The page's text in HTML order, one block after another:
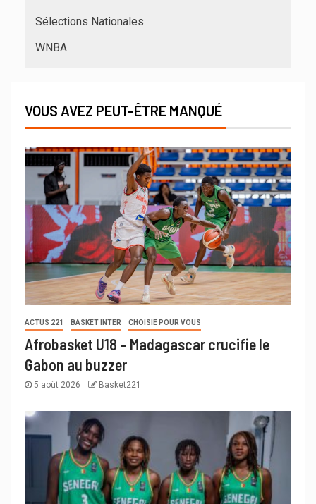
Sélections Nationales
WNBA
VOUS AVEZ PEUT-ÊTRE MANQUÉ
ACTUS 221 BASKET INTER CHOISIE POUR VOUS
Afrobasket U18 – Madagascar crucifie le
Gabon au buzzer
5 août 2026 Basket221